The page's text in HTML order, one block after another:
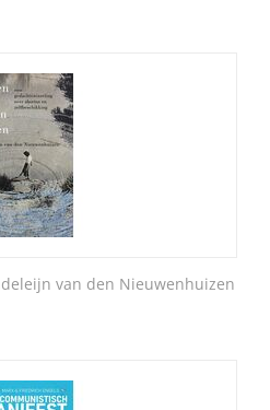
van den Nieuwenhuizen